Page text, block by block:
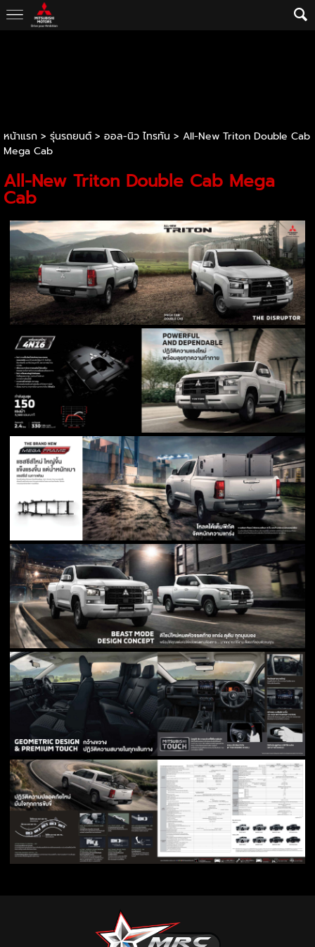
หน้าแรก > รุ่นรถยนต์ > ออล-นิว ไทรทัน > All-New Triton Double Cab
Mega Cab
All-New Triton Double Cab Mega
Cab